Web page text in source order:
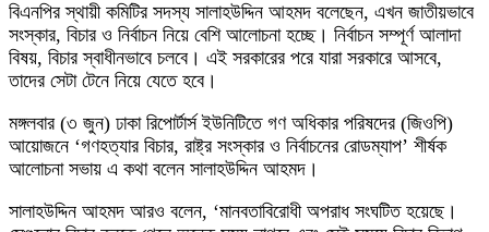
বিএনপির স্থায়ী কমিটির সদস্য সালাহউদ্দিন আহমদ বলেছেন, এখন জাতীয়ভাবে
সংস্কার, বিচার ও নির্বাচন নিয়ে বেশি আলোচনা হচ্ছে। নির্বাচন সম্পূর্ণ আলাদা
বিষয়, বিচার স্বাধীনভাবে চলবে। এই সরকারের পরে যারা সরকারে আসবে,
তাদের সেটা টেনে নিয়ে যেতে হবে।
মঙ্গলবার (৩ জুন) ঢাকা রিপোর্টার্স ইউনিটিতে গণ অধিকার পরিষদের (জিওপি)
আয়োজনে ‘গণহত্যার বিচার, রাষ্ট্র সংস্কার ও নির্বাচনের রোডম্যাপ’ শীর্ষক
আলোচনা সভায় এ কথা বলেন সালাহউদ্দিন আহমদ।
সালাহউদ্দিন আহমদ আরও বলেন, ‘মানবতাবিরোধী অপরাধ সংঘটিত হয়েছে।